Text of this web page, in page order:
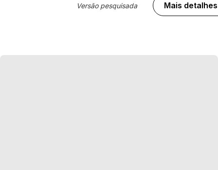
Versão pesquisada Mais detalhes